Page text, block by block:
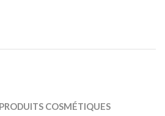
COSMÉTIQUES